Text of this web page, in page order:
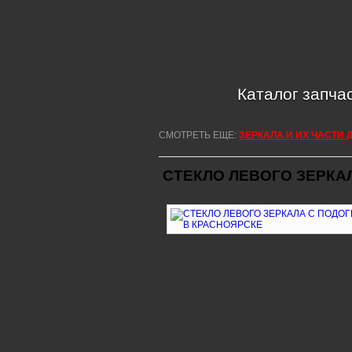
СМОТРЕТЬ ЕЩЕ: ЗЕРКАЛА И ИХ ЧАСТИ
СТЕКЛО ЛЕВОГО
Каталог